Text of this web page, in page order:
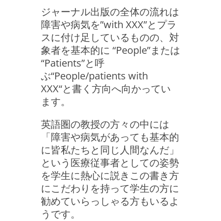
ジャーナル出版の全体の流れは
障害や病気を”with XXX”とプラ
スに付け足しているものの、対
象者を基本的に “People”または
“Patients”と呼
ぶ“People/patients with
XXX“と書く方向へ向かってい
ます。
英語圏の教授の方々の中には
「障害や病気があっても基本的
に皆私たちと同じ人間なんだ」
という医療従事者としての姿勢
を学生に熱心に説きこの書き方
にこだわりを持って学生の方に
勧めていらっしゃる方もいるよ
うです。